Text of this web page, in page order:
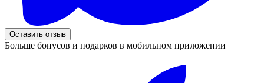
Оставить отзыв
Больше бонусов и подарков в мобильном приложении